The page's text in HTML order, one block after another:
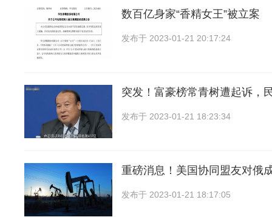
数百亿身家“香精女王”被立案
发布于 2023-01-21 20:17:24
突发！富豪榜常青树遭起诉，
发布于 2023-01-21 18:23:34
重磅消息！美国协同盟友对俄
发布于 2023-01-21 18:17:05